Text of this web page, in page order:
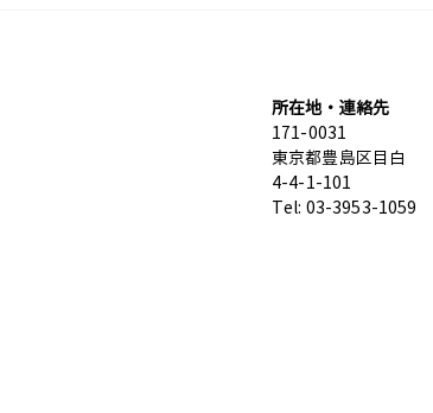
所在地・連絡先
171-0031
東京都豊島区目白
4-4-1-101
Tel: 03-3953-1059